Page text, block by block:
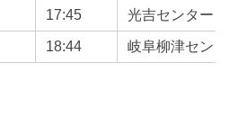
17:45 光吉センター
18:44 岐阜柳津セン